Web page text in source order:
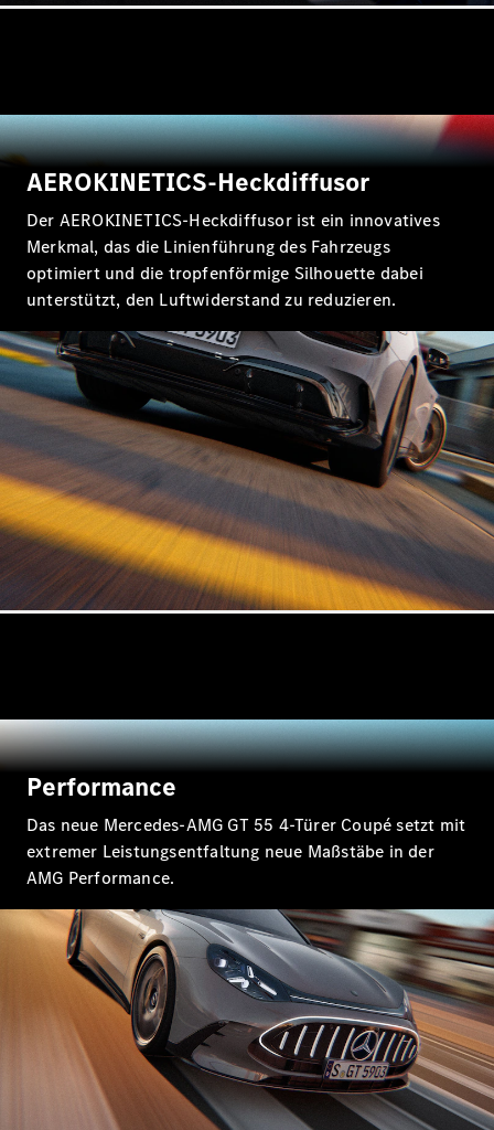
Konfigurator
Probefahrt
Mercedes-
Benz Store
Kompaktwagen
Alle
Kompaktlimousinen
A-Klasse
Kompaktlimousine
B-Klasse
Konfigurator
Probefahrt
Mercedes-
Benz Store
Coupés
Alle Coupés
CLE Coupé
Mercedes-
AMG GT
Mercedes-
AMG GT
4-Türer
Coupé
NeuElektrisch
Konfigurator
Probefahrt
Mercedes-
Benz Store
Cabriolets & Roadster
AEROKINETICS-Heckdiffusor
Der AEROKINETICS-Heckdiffusor ist ein innovatives
Merkmal, das die Linienführung des Fahrzeugs
optimiert und die tropfenförmige Silhouette dabei
unterstützt, den Luftwiderstand zu reduzieren.
Performance
Das neue Mercedes-AMG GT 55 4-Türer Coupé setzt mit
extremer Leistungsentfaltung neue Maßstäbe in der
AMG Performance.